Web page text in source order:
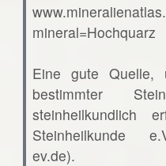
mineral=Hochquarz
Eine gute
bestimmter
steinheilkundlich
Steinheilkunde
ev.de).